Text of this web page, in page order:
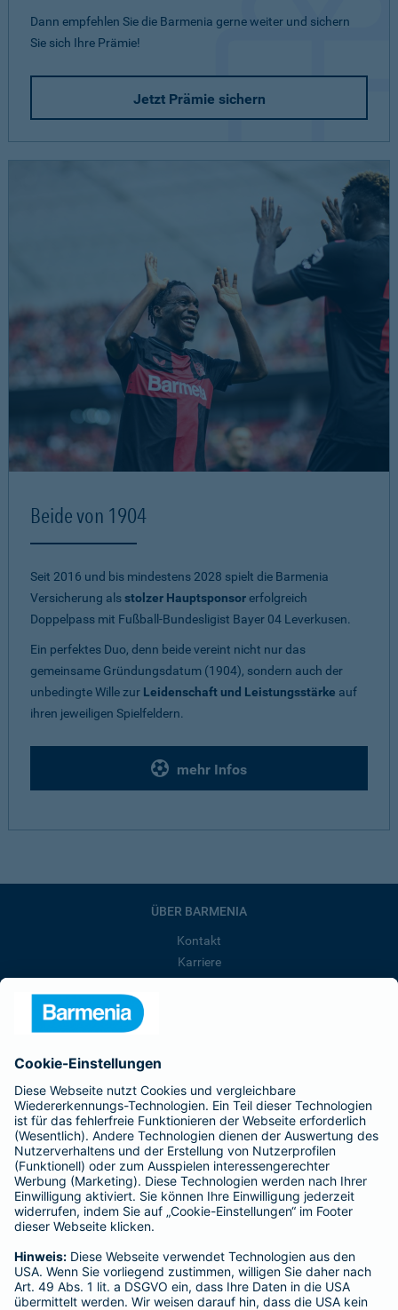
Dann empfehlen Sie die Barmenia gerne weiter und sichern
Sie sich Ihre Prämie!
Jetzt Prämie sichern
Beide von 1904
Seit 2016 und bis mindestens 2028 spielt die Barmenia
Versicherung alsstolzer Hauptsponsorerfolgreich
Doppelpass mit Fußball-Bundesligist Bayer 04 Leverkusen.
Ein perfektes Duo, denn beide vereint nicht nur das
gemeinsame Gründungsdatum (1904), sondern auch der
unbedingte Wille zur Leidenschaft und Leistungsstärke auf
ihren jeweiligen Spielfeldern.
mehr Infos
ÜBER BARMENIA
Kontakt
Karriere
Barmenia ist Teil der BarmeniaGothaer
BELIEBTE SEITEN
Kranken-Zusatzversicherung
Tierversicherungen
Haftpflichtversicherung
Hausratversicherung
Adresse ändern
Schaden melden